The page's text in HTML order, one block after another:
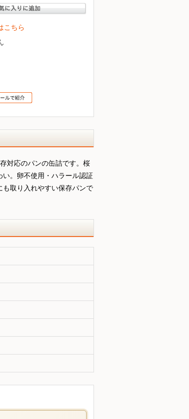
こちら
対応のパンの缶詰です。桜
。卵不使用・ハラール認証
取り入れやすい保存パンで